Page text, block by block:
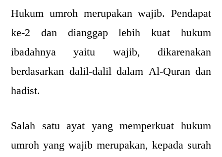
Hukum umroh merupakan wajib. Pendapat
ke-2 dan dianggap lebih kuat hukum
ibadahnya yaitu wajib, dikarenakan
berdasarkan dalil-dalil dalam Al-Quran dan
hadist.
Salah satu ayat yang memperkuat hukum
umroh yang wajib merupakan, kepada surah